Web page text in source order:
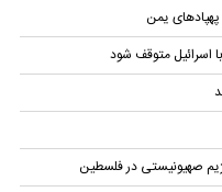
یمن
اسرائیل متوقف شود